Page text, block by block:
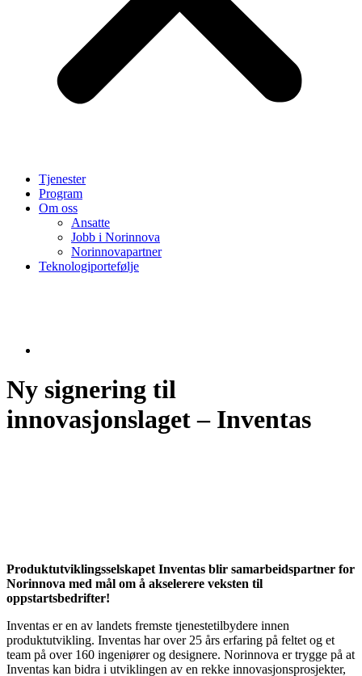
Tjenester
Program
Om oss
Ansatte
Jobb i Norinnova
Norinnovapartner
Teknologiportefølje
Ny signering til
innovasjonslaget – Inventas
Produktutviklingsselskapet Inventas blir samarbeidspartner for
Norinnova med mål om å akselerere veksten til
oppstartsbedrifter!
Inventas er en av landets fremste tjenestetilbydere innen
produktutvikling. Inventas har over 25 års erfaring på feltet og et
team på over 160 ingeniører og designere. Norinnova er trygge på at
Inventas kan bidra i utviklingen av en rekke innovasjonsprosjekter,